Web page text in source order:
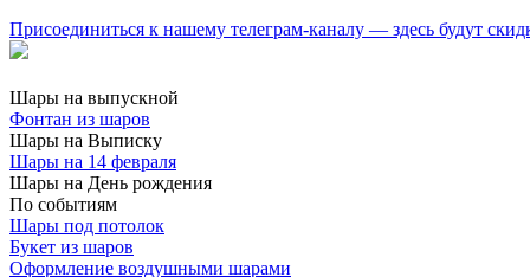
Присоединиться к нашему телеграм-каналу — здесь будут
Шары на выпускной
Фонтан из шаров
Шары на Выписку
Шары на 14 февраля
Шары на День рождения
По событиям
Шары под потолок
Букет из шаров
Оформление воздушными шарами